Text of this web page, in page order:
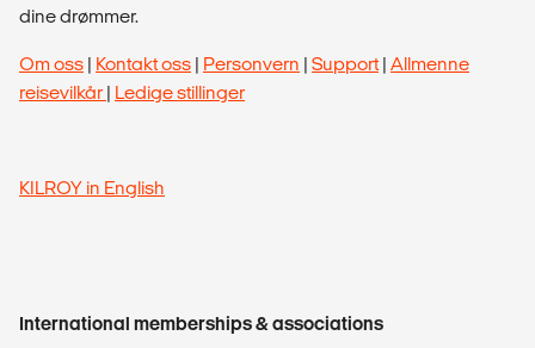
dine drømmer.
Om oss | Kontakt oss | Personvern | Support| Allmenne
reisevilkår | Ledige stillinger
KILROY in English
International memberships & associations